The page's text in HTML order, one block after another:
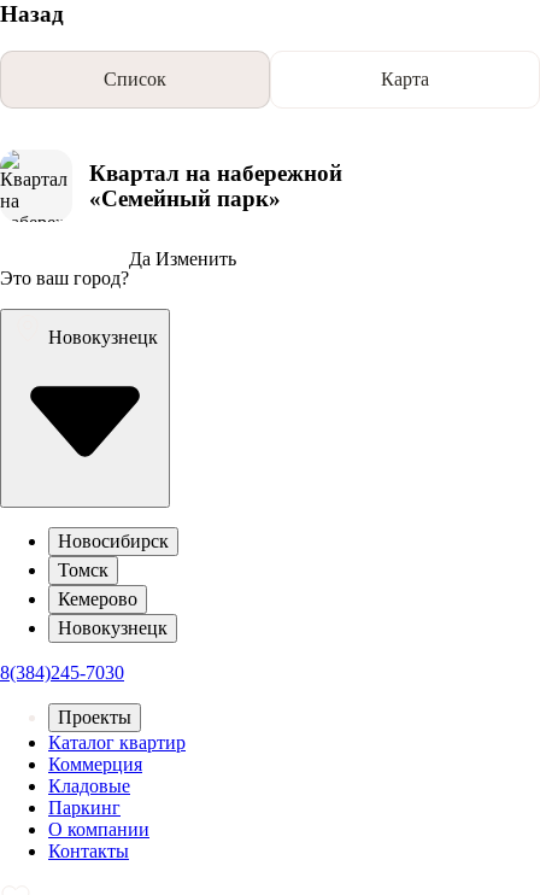
Назад
Список Карта
Квартал на набережной
«Семейный парк»
Это ваш город?
Да Изменить
Новокузнецк
Новосибирск
Томск
Кемерово
Новокузнецк
8(384)245-7030
Проекты
Каталог квартир
Коммерция
Кладовые
Паркинг
О компании
Контакты